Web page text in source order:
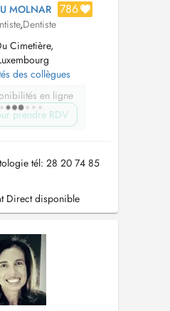
MOLNAR 786
,Dentiste
Cimetière,
des collègues
en ligne
prendre RDV
tél: 28 20 74 85
Direct disponible